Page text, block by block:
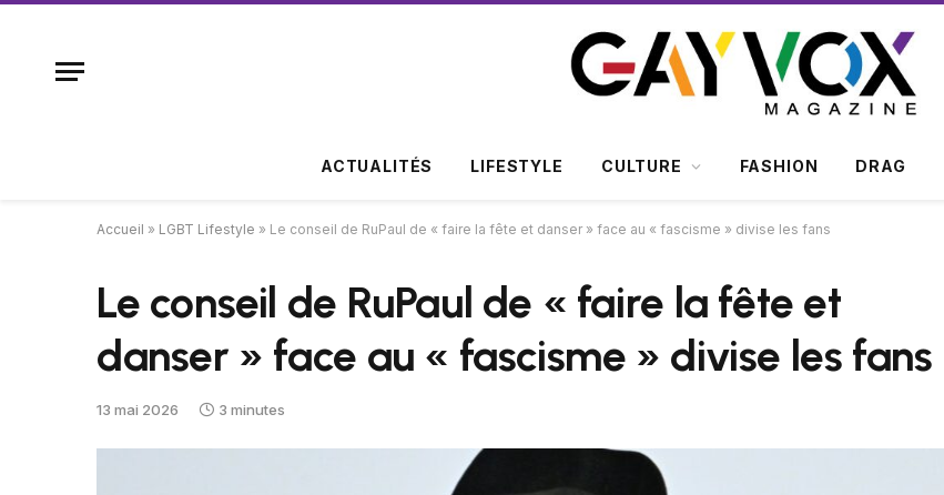
ACTUALITÉS LIFESTYLE CULTURE FASHION DRAG
Accueil » LGBT Lifestyle » Le conseil de RuPaul de « faire la fête et danser » face au « fascisme » divise les fans
Le conseil de RuPaul de « faire la fête et
danser » face au « fascisme » divise les fans
13 mai 2026 3 minutes